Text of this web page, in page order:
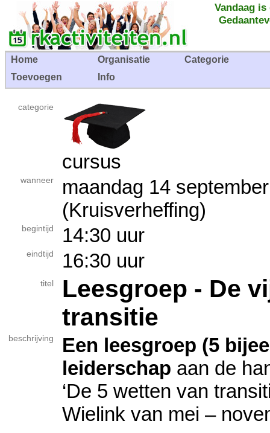
Vandaag
Home Organisatie
Categorie
Toevoegen
Info
categorie
cursus
wanneer
maandag 14
(Kruisverheffing)
begintijd 14:30 uur
eindtijd 16:30 uur
titel
Leesgroep - De
transitie
beschrijving
Een leesgroep (5
leiderschap aan de
‘De 5 wetten van
Wielink van mei –